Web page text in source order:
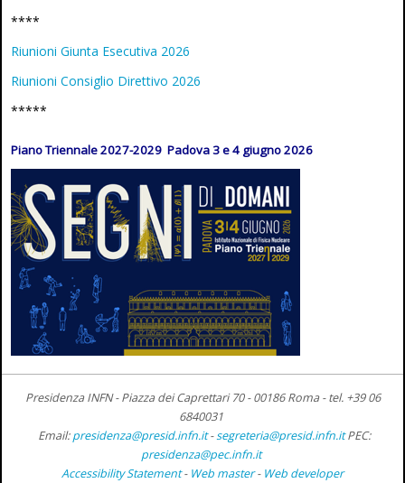
****
Riunioni Giunta Esecutiva 2026
Riunioni Consiglio Direttivo 2026
*****
Piano Triennale 2027-2029 Padova 3 e 4 giugno 2026
Presidenza INFN - Piazza dei Caprettari 70 - 00186 Roma -tel. +39 06
6840031
Email:presidenza@presid.infn.it-segreteria@presid.infn.it PEC:
presidenza@pec.infn.it
Accessibility Statement- Web master- Web developer